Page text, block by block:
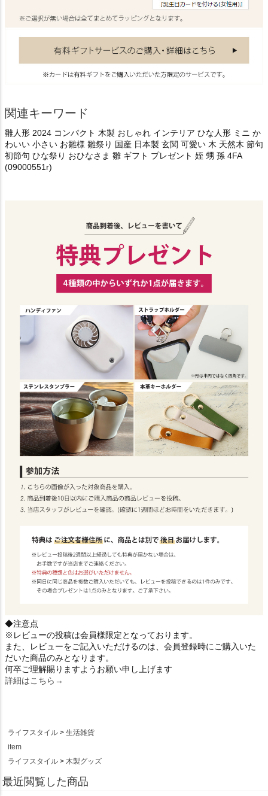
関連キーワード
雛人形 2024 コンパクト 木製 おしゃれ インテリア ひな人形 ミニ か
わいい 小さい お雛様 雛祭り 国産 日本製 玄関 可愛い 木 天然木 節句
初節句 ひな祭り おひなさま 雛 ギフト プレゼント 姪 甥 孫 4FA
(09000551r)
◆注意点
※レビューの投稿は会員様限定となっております。
また、レビューをご記入いただけるのは、会員登録時にご購入いた
だいた商品のみとなります。
何卒ご理解賜りますようお願い申し上げます
詳細はこちら→
ライフスタイル
生活雑貨
item
ライフスタイル
木製グッズ
最近閲覧した商品